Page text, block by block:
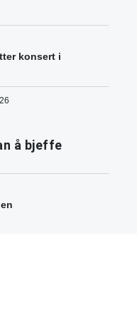
konsert i
å bjeffe